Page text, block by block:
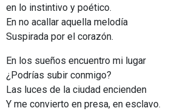
en lo instintivo y poético.
En no acallar aquella melodía
Suspirada por el corazón.
En los sueños encuentro mi lugar
¿Podrías subir conmigo?
Las luces de la ciudad encienden
Y me convierto en presa, en esclavo.